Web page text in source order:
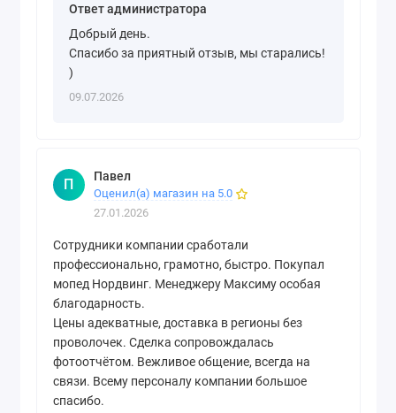
Ответ администратора
Добрый день.
Спасибо за приятный отзыв, мы старались!
)
09.07.2026
П Павел
Оценил(а) магазин на 5.0
27.01.2026
Сотрудники компании сработали
профессионально, грамотно, быстро. Покупал
мопед Нордвинг. Менеджеру Максиму особая
благодарность.
Цены адекватные, доставка в регионы без
проволочек. Сделка сопровождалась
фотоотчётом. Вежливое общение, всегда на
связи. Всему персоналу компании большое
спасибо.